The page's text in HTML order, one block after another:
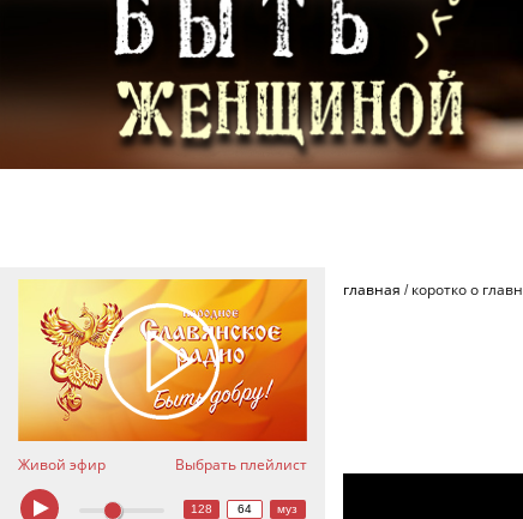
Живой эфир Выбрать плейлист
128 64 муз
главная / коротко о